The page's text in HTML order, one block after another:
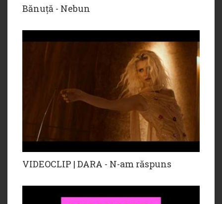
Bănuță - Nebun
VIDEOCLIP | DARA - N-am răspuns